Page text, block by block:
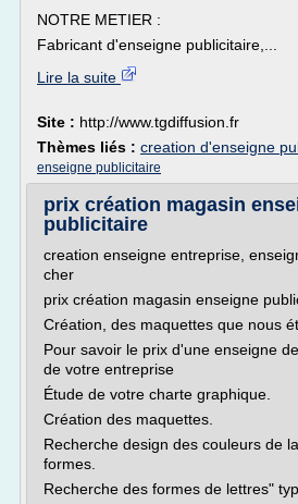
NOTRE METIER :
Fabricant d'enseigne publicitaire,...
Lire la suite
Site : http://www.tgdiffusion.fr
Thèmes liés : creation d'enseigne
enseigne publicitaire
prix création magasin
publicitaire
creation enseigne entreprise,
cher
prix création magasin enseigne
Création, des maquettes que nous
Pour savoir le prix d'une enseigne
de votre entreprise
Étude de votre charte graphique.
Création des maquettes.
Recherche design des couleurs de
formes.
Recherche des formes de lettres"